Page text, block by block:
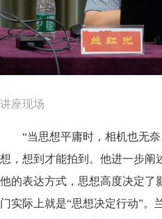
讲座现场
“当思想平庸时，相机也无
想，想到才能拍到。他进一步阐
他的表达方式，思想高度决定了
门实际上就是“思想决定行动”。